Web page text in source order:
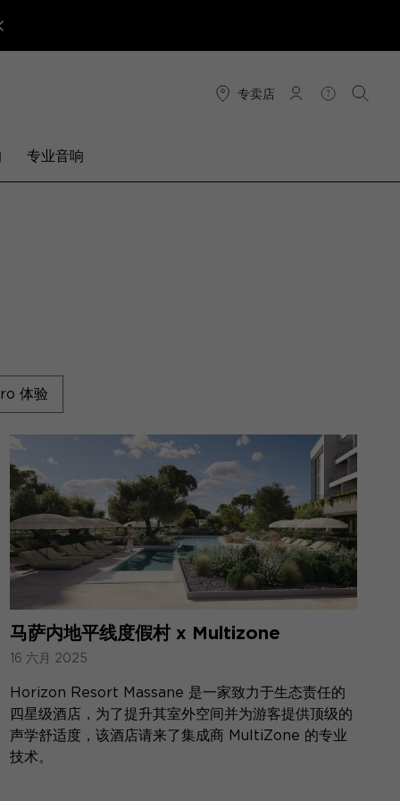
专卖店
连接 帮助 搜索
专业音响
体验
马萨内地平线度假村 x Multizone
16 六月 2025
Horizon Resort Massane 是一家致力于生态责任的
四星级酒店，为了提升其室外空间并为游客提供顶级的
声学舒适度，该酒店请来了集成商 MultiZone 的专业
技术。